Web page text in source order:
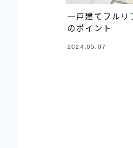
一戸建てフルリ
のポイント
2024.05.07